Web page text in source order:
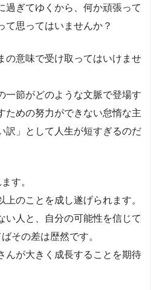
過ぎてゆくから、何か頑張って
て思ってはいませんか？
の意味で受け取ってはいけませ
一節がどのような文脈で登場す
ための努力ができない怠惰な主
訳」として人生が短すぎるのだ
す。
のことを成し遂げられます。
い人と、自分の可能性を信じて
その差は歴然です。
んが大きく成長することを期待